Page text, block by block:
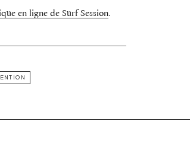
en ligne de Surf Session.